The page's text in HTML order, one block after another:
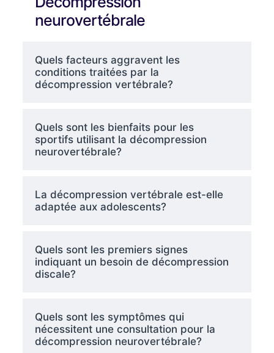
neurovertébrale
Quels facteurs aggravent les
conditions traitées par la
décompression vertébrale?
Quels sont les bienfaits pour les
sportifs utilisant la décompression
neurovertébrale?
La décompression vertébrale est-elle
adaptée aux adolescents?
Quels sont les premiers signes
indiquant un besoin de décompression
discale?
Quels sont les symptômes qui
nécessitent une consultation pour la
décompression neurovertébrale?